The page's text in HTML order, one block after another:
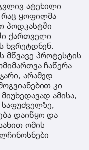
ატეხილი
რაც ყოფილმა
პოდკასტში
ქართველი
ხვრეტდნენ.
მწვავე პროტესტის
ჩაწერა
არამედ
კი
ამისა,
საფუძველზე,
დაიწყო და
ომის